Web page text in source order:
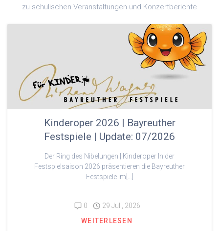
zu schulischen Veranstaltungen und Konzertberichte
Kinderoper 2026 | Bayreuther
Festspiele | Update: 07/2026
Der Ring des Nibelungen | Kinderoper In der
Festspielsaison 2026 präsentieren die Bayreuther
Festspiele im[…]
0
29 Juli, 2026
WEITERLESEN